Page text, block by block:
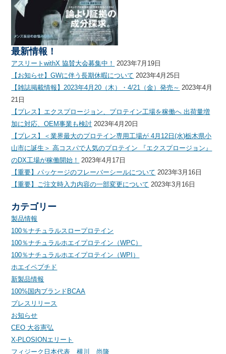
最新情報！
アスリートwithX 協賛大会募集中！
2023年7月19日
【お知らせ】GWに伴う長期休暇について 2023年4月25日
【雑誌掲載情報】2023年4月20（木）・4/21（金）発売～ 2023年4月
21日
【プレス】エクスプロージョン、プロテイン工場を稼働へ 出荷量増
加に対応、OEM事業も検討 2023年4月20日
【プレス】＜業界最大のプロテイン専用工場が 4月12日(水)栃木県小
山市に誕生＞ 高コスパで人気のプロテイン 『エクスプロージョン』
のDX工場が稼働開始！
2023年4月17日
【重要】パッケージのフレーバーシールについて 2023年3月16日
【重要】ご注文時入力内容の一部変更について 2023年3月16日
カテゴリー
製品情報
100％ナチュラルスロープロテイン
100％ナチュラルホエイプロテイン（WPC）
100％ナチュラルホエイプロテイン（WPI）
ホエイペプチド
新製品情報
100%国内ブランドBCAA
プレスリリース
お知らせ
CEO 大谷憲弘
X-PLOSIONエリート
フィジーク日本代表 横川 尚隆